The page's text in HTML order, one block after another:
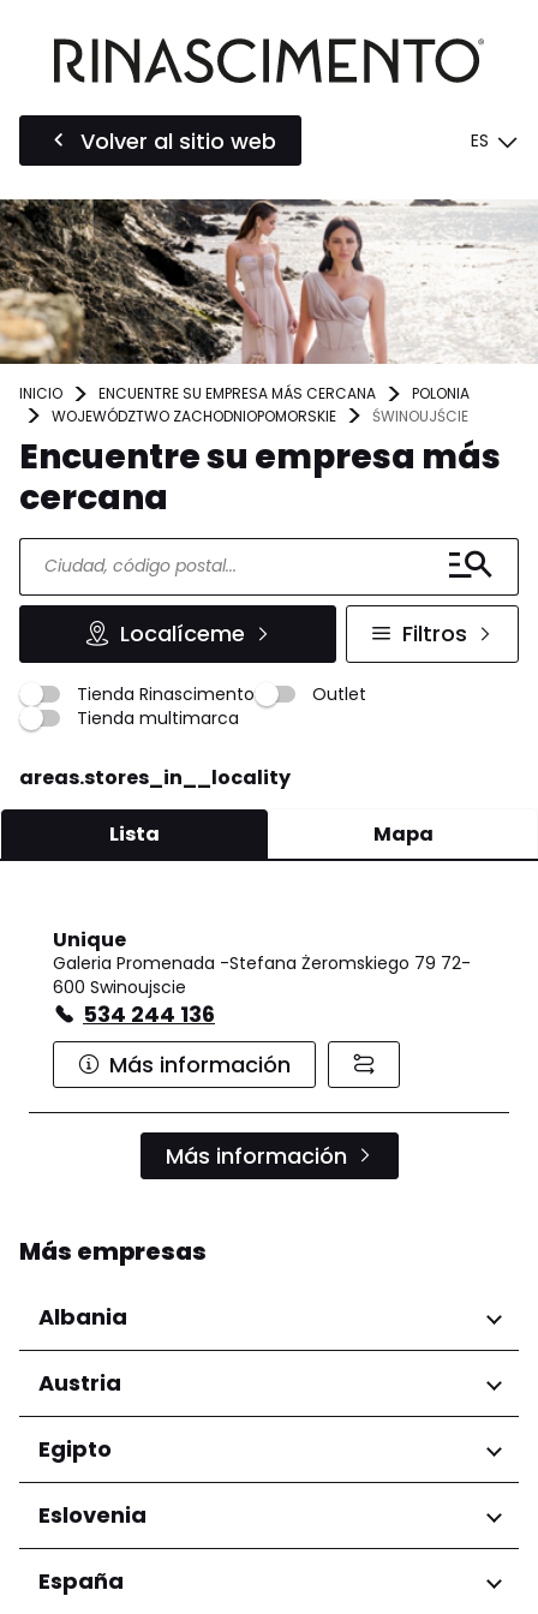
Volver al sitio web ES
INICIO ENCUENTRE SU EMPRESA MÁS CERCANA
POLONIA
WOJEWÓDZTWO ZACHODNIOPOMORSKIE
ŚWINOUJŚCIE
Encuentre su empresa más
cercana
Localíceme Filtros
Tienda Rinascimento
Outlet
Tienda multimarca
areas.stores_in__locality
Lista Mapa
Unique
Galeria Promenada -Stefana Żeromskiego 79 72-
600 Swinoujscie
534 244 136
Más información
Más información
Más empresas
Albania
Regiones
Condado de Tirana
Austria
Regiones
Niederösterreich
Salzburg
Wien
Egipto
Regiones
Gobernación de El Cairo
Eslovenia
Regiones
España